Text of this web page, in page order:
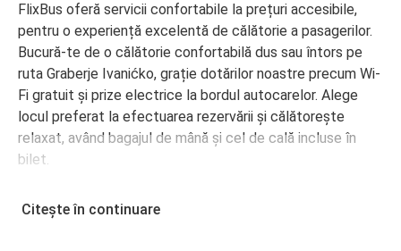
FlixBus oferă servicii confortabile la prețuri accesibile,
pentru o experiență excelentă de călătorie a pasagerilor.
Bucură-te de o călătorie confortabilă dus sau întors pe
ruta Graberje Ivanićko, grație dotărilor noastre precum Wi-
Fi gratuit și prize electrice la bordul autocarelor. Alege
locul preferat la efectuarea rezervării și călătorește
relaxat, având bagajul de mână și cel de cală incluse în
bilet.
călătorii dus sau întors pe ruta Graberje Ivanićko
Citește în continuare